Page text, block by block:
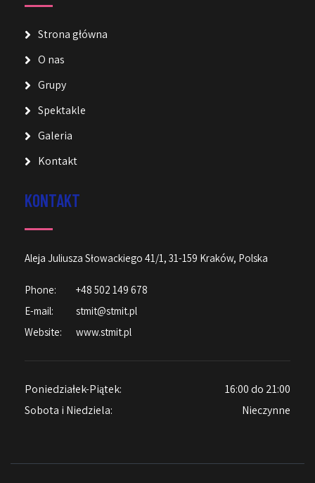
Strona główna
O nas
Grupy
Spektakle
Galeria
Kontakt
KONTAKT
Aleja Juliusza Słowackiego 41/1, 31-159 Kraków, Polska
Phone:
+48 502 149 678
E-mail:
stmit@stmit.pl
Website:
www.stmit.pl
Poniedziałek-Piątek:
16:00 do 21:00
Sobota i Niedziela:
Nieczynne